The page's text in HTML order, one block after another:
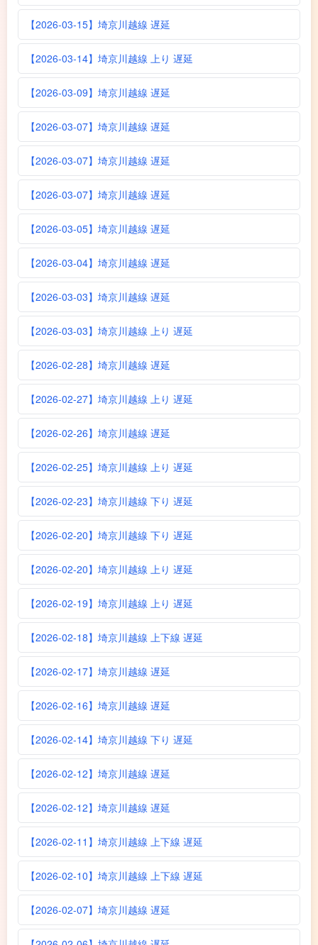
【2026-03-15】埼京川越線 遅延
【2026-03-14】埼京川越線 上り 遅延
【2026-03-09】埼京川越線 遅延
【2026-03-07】埼京川越線 遅延
【2026-03-07】埼京川越線 遅延
【2026-03-07】埼京川越線 遅延
【2026-03-05】埼京川越線 遅延
【2026-03-04】埼京川越線 遅延
【2026-03-03】埼京川越線 遅延
【2026-03-03】埼京川越線 上り 遅延
【2026-02-28】埼京川越線 遅延
【2026-02-27】埼京川越線 上り 遅延
【2026-02-26】埼京川越線 遅延
【2026-02-25】埼京川越線 上り 遅延
【2026-02-23】埼京川越線 下り 遅延
【2026-02-20】埼京川越線 下り 遅延
【2026-02-20】埼京川越線 上り 遅延
【2026-02-19】埼京川越線 上り 遅延
【2026-02-18】埼京川越線 上下線 遅延
【2026-02-17】埼京川越線 遅延
【2026-02-16】埼京川越線 遅延
【2026-02-14】埼京川越線 下り 遅延
【2026-02-12】埼京川越線 遅延
【2026-02-12】埼京川越線 遅延
【2026-02-11】埼京川越線 上下線 遅延
【2026-02-10】埼京川越線 上下線 遅延
【2026-02-07】埼京川越線 遅延